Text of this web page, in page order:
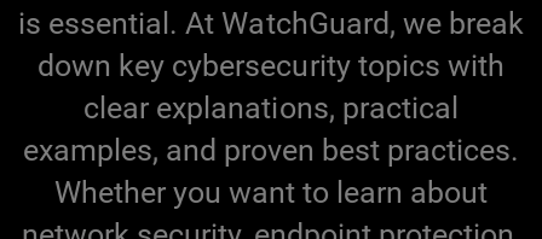
is essential. At WatchGuard, we break
down key cybersecurity topics with
clear explanations, practical
examples, and proven best practices.
Whether you want to learn about